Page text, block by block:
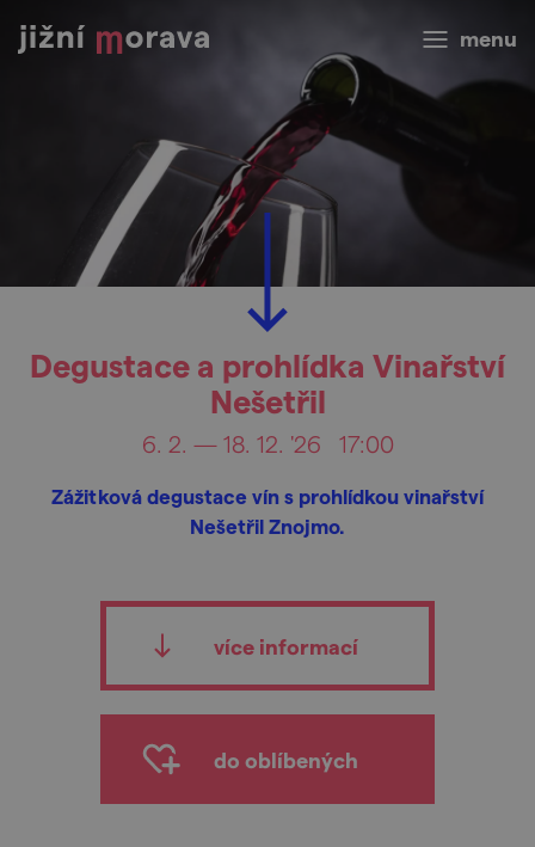
menu
Degustace a prohlídka Vinařství
Nešetřil
6. 2. — 18. 12. '26 17:00
Zážitková degustace vín s prohlídkou vinařství
Nešetřil Znojmo.
více informací
do oblíbených